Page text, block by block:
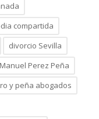
compartida
divorcio Sevilla
Manuel Perez Peña
y peña abogados